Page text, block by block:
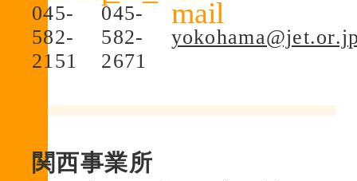
045-
582-
2151
045-
582-
2671
関西事業所